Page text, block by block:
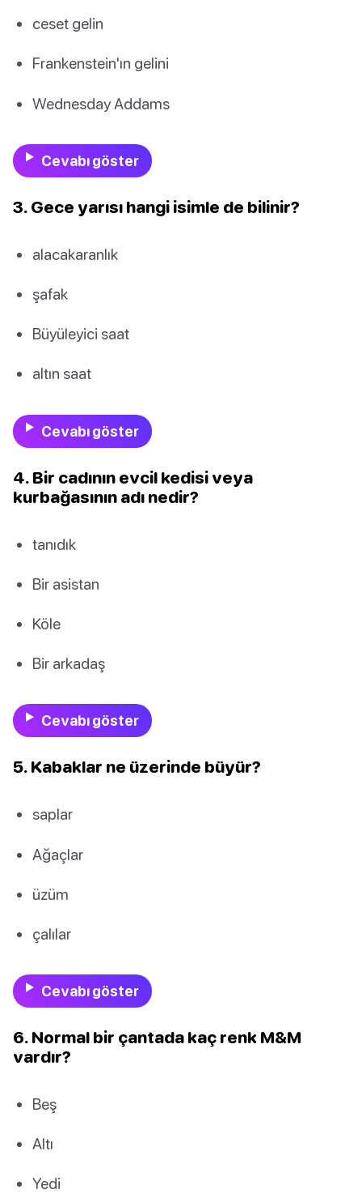
ceset gelin
Frankenstein'ın gelini
Wednesday Addams
Cevabı göster
3. Gece yarısı hangi isimle de bilinir?
alacakaranlık
şafak
Büyüleyici saat
altın saat
Cevabı göster
4. Bir cadının evcil kedisi veya
kurbağasının adı nedir?
tanıdık
Bir asistan
Köle
Bir arkadaş
Cevabı göster
5. Kabaklar ne üzerinde büyür?
saplar
Ağaçlar
üzüm
çalılar
Cevabı göster
6. Normal bir çantada kaç renk M&M
vardır?
Beş
Altı
Yedi